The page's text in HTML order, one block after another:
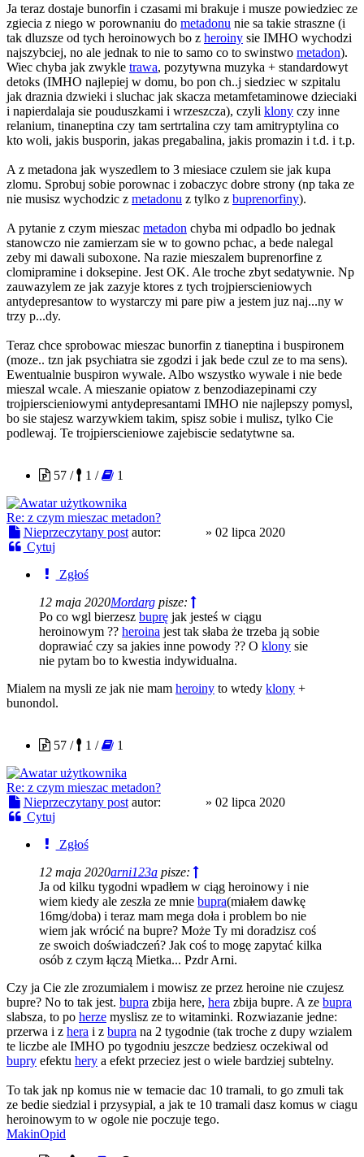
Ja teraz dostaje bunorfin i czasami mi brakuje i musze powiedziec ze
zgiecia z niego w porownaniu do metadonu nie sa takie straszne (i
tak dluzsze od tych heroinowych bo z heroiny sie IMHO wychodzi
najszybciej, no ale jednak to nie to samo co to swinstwo metadon).
Wiec chyba jak zwykle trawa, pozytywna muzyka + standardowyt
detoks (IMHO najlepiej w domu, bo pon ch..j siedziec w szpitalu
jak draznia dzwieki i sluchac jak skacza metamfetaminowe dzieciaki
i napierdalaja sie pouduszkami i wrzeszcza), czyli klony czy inne
relanium, tinaneptina czy tam sertrtalina czy tam amitryptylina co
kto woli, jakis busporin, jakas pregabalina, jakis promazin i t.d. i t.p.
A z metadona jak wyszedlem to 3 miesiace czulem sie jak kupa
zlomu. Sprobuj sobie porownac i zobaczyc dobre strony (np taka ze
nie musisz wychodzic z metadonu z tylko z buprenorfiny).
A pytanie z czym mieszac metadon chyba mi odpadlo bo jednak
stanowczo nie zamierzam sie w to gowno pchac, a bede nalegal
zeby mi dawali suboxone. Na razie mieszalem buprenorfine z
clomipramine i doksepine. Jest OK. Ale troche zbyt sedatywnie. Np
zauwazylem ze jak zazyje ktores z tych trojpierscieniowych
antydepresantow to wystarczy mi pare piw a jestem juz naj...ny w
trzy p...dy.
Teraz chce sprobowac mieszac bunorfin z tianeptina i buspironem
(moze.. tzn jak psychiatra sie zgodzi i jak bede czul ze to ma sens).
Ewentualnie buspiron wywale. Albo wszystko wywale i nie bede
mieszal wcale. A mieszanie opiatow z benzodiazepinami czy
trojpierscieniowymi antydepresantami IMHO nie najlepszy pomysl,
bo sie stajesz warzywkiem takim, spisz sobie i mulisz, tylko Cie
podlewaj. Te trojpierscieniowe zajebiscie sedatytwne sa.
57 /
1 / 1
Re: z czym mieszac metadon?
Nieprzeczytany post autor: » 02 lipca 2020
Cytuj
Zgłoś
12 maja 2020Mordarg pisze:
Po co wgl bierzesz buprę jak jesteś w ciągu
heroinowym ?? heroina jest tak słaba że trzeba ją sobie
doprawiać czy sa jakies inne powody ?? O klony sie
nie pytam bo to kwestia indywidualna.
Mialem na mysli ze jak nie mam heroiny to wtedy klony +
bunondol.
57 /
1 / 1
Re: z czym mieszac metadon?
Nieprzeczytany post autor: » 02 lipca 2020
Cytuj
Zgłoś
12 maja 2020arni123a pisze:
Ja od kilku tygodni wpadłem w ciąg heroinowy i nie
wiem kiedy ale zeszła ze mnie bupra(miałem dawkę
16mg/doba) i teraz mam mega doła i problem bo nie
wiem jak wrócić na bupre? Może Ty mi doradzisz coś
ze swoich doświadczeń? Jak coś to mogę zapytać kilka
osób z czym łączą Mietka... Pzdr Arni.
Czy ja Cie zle zrozumialem i mowisz ze przez heroine nie czujesz
bupre? No to tak jest. bupra zbija here, hera zbija bupre. A ze bupra
slabsza, to po herze myslisz ze to witaminki. Rozwiazanie jedne:
przerwa i z hera i z bupra na 2 tygodnie (tak troche z dupy wzialem
te liczbe ale IMHO po tygodniu jeszcze bedziesz oczekiwal od
bupry efektu hery a efekt przeciez jest o wiele bardziej subtelny.
To tak jak np komus nie w temacie dac 10 tramali, to go zmuli tak
ze bedie siedzial i przysypial, a jak te 10 tramali dasz komus w ciagu
heroinowym to w ogole nie poczuje tego.
MakinOpid